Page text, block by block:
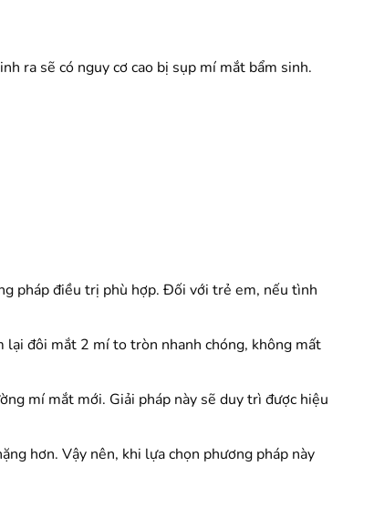
ra sẽ có nguy cơ cao bị sụp mí mắt bẩm sinh.
pháp điều trị phù hợp. Đối với trẻ em, nếu tình
đôi mắt 2 mí to tròn nhanh chóng, không mất
mí mắt mới. Giải pháp này sẽ duy trì được hiệu
hơn. Vậy nên, khi lựa chọn phương pháp này